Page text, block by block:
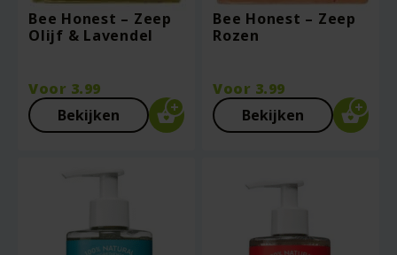
Bee Honest – Zeep
Olijf & Lavendel
Voor 3.99
Bekijken
Bee Honest – Zeep
Rozen
Voor 3.99
Bekijken